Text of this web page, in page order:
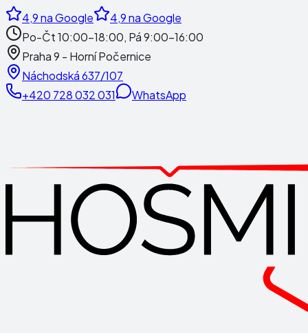
4,9na Google 4,9na Google
Po-Čt 10:00-18:00, Pá 9:00-16:00
Praha 9 - Horní Počernice
Náchodská 637/107
+420 728 032 031
WhatsApp